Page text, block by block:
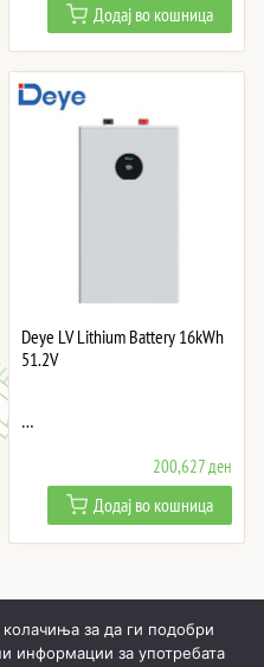
Додај во кошница
Deye LV Lithium Battery 16kWh
51.2V
…
200,627 ден
Додај во кошница
за да ги подобри
информации за употребата